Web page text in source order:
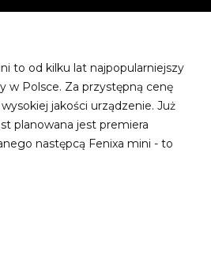
to od kilku lat najpopularniejszy
w Polsce. Za przystępną cenę
jakości urządzenie. Już
planowana jest premiera
następcą Fenixa mini - to